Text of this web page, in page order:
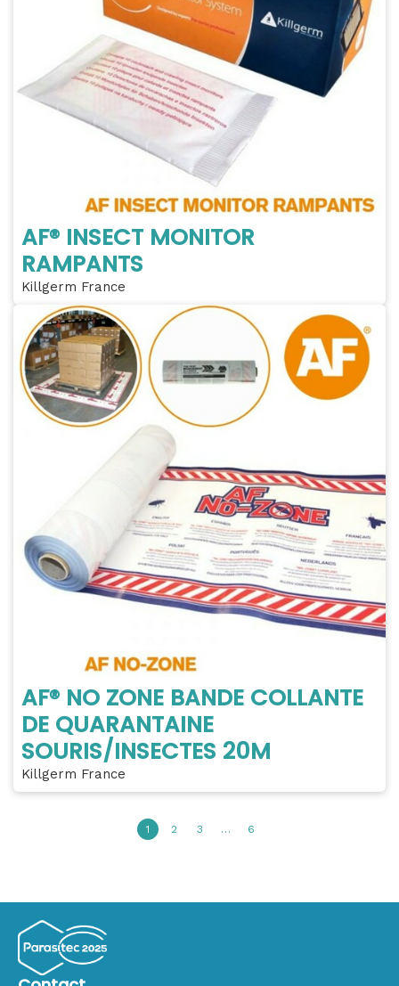
AF® INSECT MONITOR
RAMPANTS
Killgerm France
AF® NO ZONE BANDE COLLANTE
DE QUARANTAINE
SOURIS/INSECTES 20M
Killgerm France
1 2 3 … 6